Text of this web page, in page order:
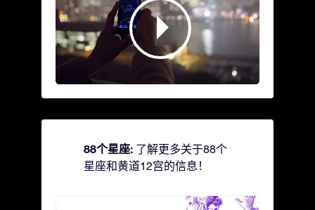
88个星座: 了解更多关于88个
星座和黄道12宫的信息！